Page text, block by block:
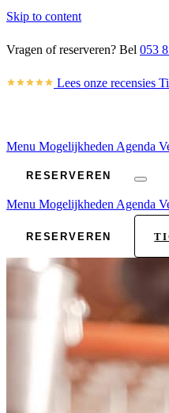
Skip to content
Vragen of reserveren? Bel 053
Lees onze recensies
Menu Mogelijkheden Agenda
RESERVEREN
Menu Mogelijkheden Agenda
RESERVEREN